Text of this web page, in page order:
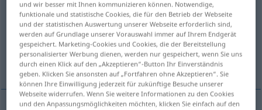
Übersicht aller Übersetzungen
(Für mehr Details die Übersetzung anklicken/antippen)
蒸汽
und wir besser mit Ihnen kommunizieren können. Notwendige,
funktionale und statistische Cookies, die für den Betrieb der Webseite
und der statistischen Auswertung unserer Webseite erforderlich sind,
werden auf Grundlage unserer Vorauswahl immer auf Ihrem Endgerät
gespeichert. Marketing-Cookies und Cookies, die der Bereitstellung
personalisierter Werbung dienen, werden nur gespeichert, wenn Sie uns
durch einen Klick auf den „Akzeptieren“-Button Ihr Einverständnis
geben. Klicken Sie ansonsten auf „Fortfahren ohne Akzeptieren“. Sie
können Ihre Einwilligung jederzeit für zukünftige Besuche unserer
Webseite widerrufen. Wenn Sie weitere Informationen zu den Cookies
und den Anpassungsmöglichkeiten möchten, klicken Sie einfach auf den